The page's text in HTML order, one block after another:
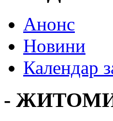
Анонс
Новини
Календар
-